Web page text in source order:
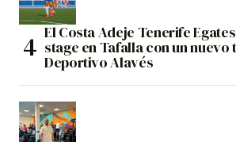
El Costa Adeje Tenerife
stage en Tafalla con un nuevo
Deportivo Alavés